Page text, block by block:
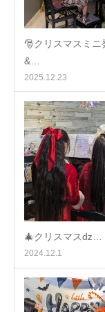
🎅クリスマスミニ
&…
2025.12.23
🎄クリスマスǳ…
2024.12.1